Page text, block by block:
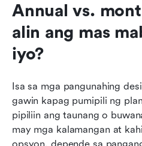
Annual vs.
alin ang mas
iyo?
Isa sa mga pangunahing
gawin kapag pumipili ng
pipiliin ang taunang o
may mga kalamangan at